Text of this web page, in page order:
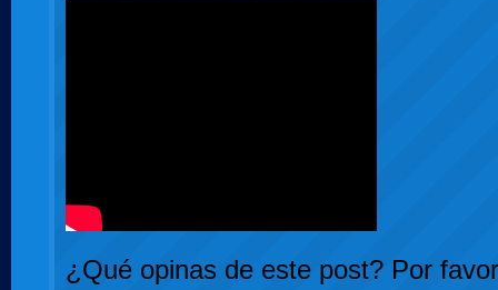
¿Qué opinas de este post? Por